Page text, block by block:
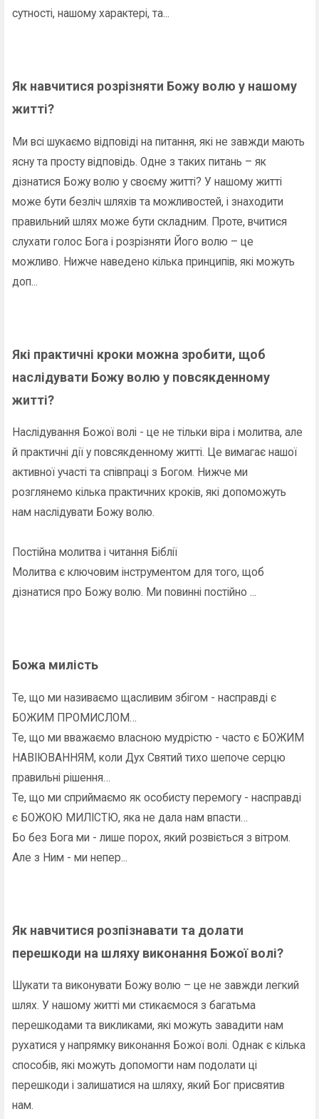
сутності, нашому характері, та...
Як навчитися розрізняти Божу волю у нашому
житті?
Ми всі шукаємо відповіді на питання, які не завжди мають
ясну та просту відповідь. Одне з таких питань – як
дізнатися Божу волю у своєму житті? У нашому житті
може бути безліч шляхів та можливостей, і знаходити
правильний шлях може бути складним. Проте, вчитися
слухати голос Бога і розрізняти Його волю – це
можливо. Нижче наведено кілька принципів, які можуть
доп...
Які практичні кроки можна зробити, щоб
наслідувати Божу волю у повсякденному
житті?
Наслідування Божої волі - це не тільки віра і молитва, але
й практичні дії у повсякденному житті. Це вимагає нашої
активної участі та співпраці з Богом. Нижче ми
розглянемо кілька практичних кроків, які допоможуть
нам наслідувати Божу волю.
Постійна молитва і читання Біблії
Молитва є ключовим інструментом для того, щоб
дізнатися про Божу волю. Ми повинні постійно ...
Божа милість
Те, що ми називаємо щасливим збігом - насправді є
БОЖИМ ПРОМИСЛОМ…
Те, що ми вважаємо власною мудрістю - часто є БОЖИМ
НАВІЮВАННЯМ, коли Дух Святий тихо шепоче серцю
правильні рішення…
Те, що ми сприймаємо як особисту перемогу - насправді
є БОЖОЮ МИЛІСТЮ, яка не дала нам впасти…
Бо без Бога ми - лише порох, який розвіється з вітром.
Але з Ним - ми непер...
Як навчитися розпізнавати та долати
перешкоди на шляху виконання Божої волі?
Шукати та виконувати Божу волю – це не завжди легкий
шлях. У нашому житті ми стикаємося з багатьма
перешкодами та викликами, які можуть завадити нам
рухатися у напрямку виконання Божої волі. Однак є кілька
способів, які можуть допомогти нам подолати ці
перешкоди і залишатися на шляху, який Бог присвятив
нам.